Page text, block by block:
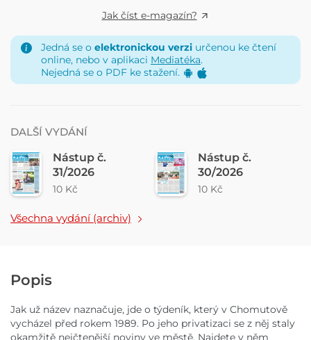
Jak číst e-magazín?
Jedná se o elektronickou verzi určenou ke čtení
online, nebo v aplikaci Mediatéka.
Nejedná se o PDF ke stažení.
DALŠÍ VYDÁNÍ
Nástup č.
31/2026
10 Kč
Nástup č.
30/2026
10 Kč
Všechna vydání (archiv)
Popis
Jak už název naznačuje, jde o týdeník, který v Chomutově
vycházel před rokem 1989. Po jeho privatizaci se z něj staly
okamžitě nejčtenější noviny ve městě. Najdete v něm